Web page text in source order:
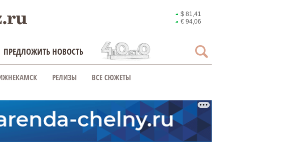
$ 81,41
€ 94,06
ПРЕДЛОЖИТЬ НОВОСТЬ
РЕЛИЗЫ ВСЕ СЮЖЕТЫ